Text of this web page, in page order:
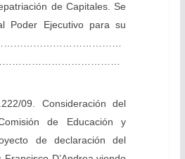
de Capitales. Se
Poder Ejecutivo para su
09. Consideración del
de Educación y
de declaración del